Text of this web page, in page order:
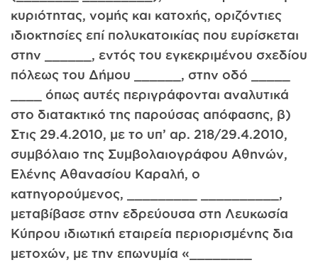
κυριότητας, νομής και κατοχής, οριζόντιες
ιδιοκτησίες επί πολυκατοικίας που ευρίσκεται
στην ______, εντός του εγκεκριμένου σχεδίου
πόλεως του Δήμου ______, στην οδό _____
____ όπως αυτές περιγράφονται αναλυτικά
στο διατακτικό της παρούσας απόφασης, β)
Στις 29.4.2010, με το υπ’ αρ. 218/29.4.2010,
συμβόλαιο της Συμβολαιογράφου Αθηνών,
Ελένης Αθανασίου Καραλή, ο
κατηγορούμενος, _________ __________,
μεταβίβασε στην εδρεύουσα στη Λευκωσία
Κύπρου ιδιωτική εταιρεία περιορισμένης δια
μετοχών, με την επωνυμία «________